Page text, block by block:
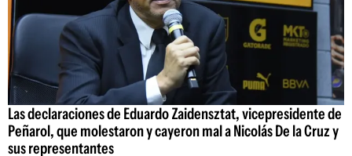
Las declaraciones de Eduardo Zaidensztat, vicepresidente de
Peñarol, que molestaron y cayeron mal a Nicolás De la Cruz y
sus representantes